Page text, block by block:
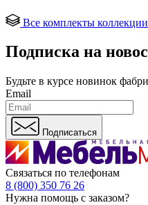
Все комплекты
Подписка на
Будьте в курсе новинок
Email
Подписаться
Связаться по телефонам
8 (800) 350 76 26
Нужна помощь с заказом?